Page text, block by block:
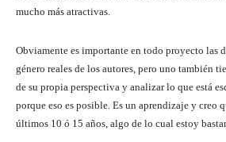
mucho más atractivas.
Obviamente es importante en todo proyecto las
género reales de los autores, pero uno también
de su propia perspectiva y analizar lo que está
porque eso es posible. Es un aprendizaje y creo
últimos 10 ó 15 años, algo de lo cual estoy